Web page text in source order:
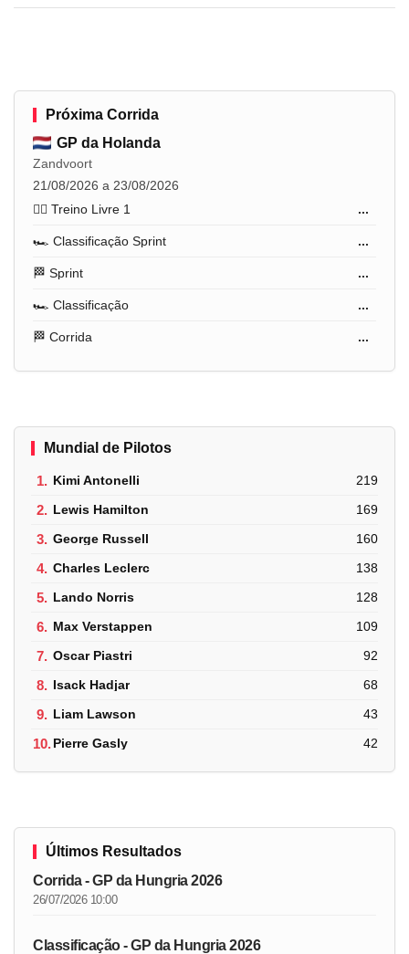
Próxima Corrida
GP da Holanda
Zandvoort
21/08/2026 a 23/08/2026
🏋️‍♂️ Treino Livre 1
...
🏎️ Classificação Sprint ...
🏁 Sprint ...
🏎️ Classificação ...
🏁 Corrida ...
Mundial de Pilotos
1. Kimi Antonelli 219
2. Lewis Hamilton 169
3. George Russell 160
4. Charles Leclerc 138
5. Lando Norris 128
6. Max Verstappen 109
7. Oscar Piastri 92
8. Isack Hadjar 68
9. Liam Lawson 43
10.Pierre Gasly 42
Últimos Resultados
Corrida - GP da Hungria 2026
26/07/2026 10:00
Classificação - GP da Hungria 2026